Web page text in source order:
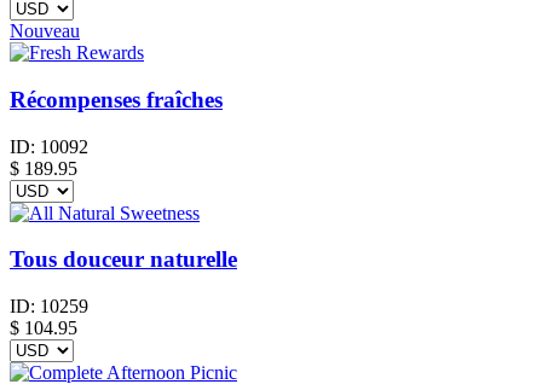
Nouveau
Récompenses fraîches
ID: 10092
$ 189.95
Tous douceur naturelle
ID: 10259
$ 104.95